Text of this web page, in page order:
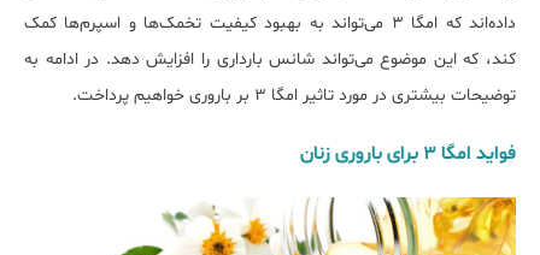
داده‌اند که امگا ۳ می‌تواند به بهبود کیفیت تخمک‌ها و اسپرم‌ها کمک
کند، که این موضوع می‌تواند شانس بارداری را افزایش دهد. در ادامه به
توضیحات بیشتری در مورد تاثیر امگا ۳ بر باروری خواهیم پرداخت.
فواید امگا ۳ برای باروری زنان